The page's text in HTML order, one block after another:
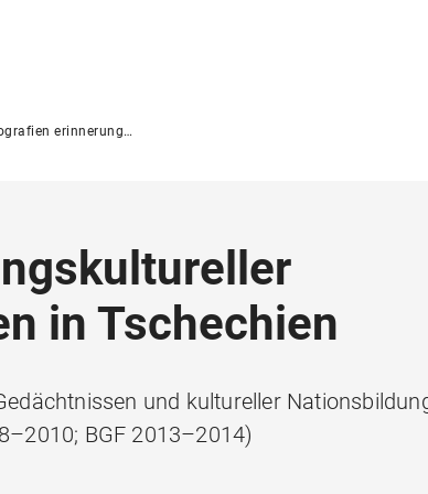
Inszenierungspraktiken in Tschechien
in Tschechien
und kultureller
BGF 2013–2014)